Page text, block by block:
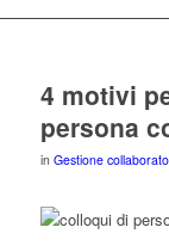
4 motivi
persona
in Gestione